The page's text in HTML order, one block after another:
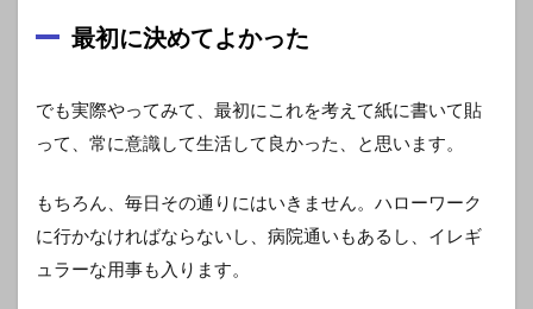
最初に決めてよかった
でも実際やってみて、最初にこれを考えて紙に書いて貼
って、常に意識して生活して良かった、と思います。
もちろん、毎日その通りにはいきません。ハローワーク
に行かなければならないし、病院通いもあるし、イレギ
ュラーな用事も入ります。